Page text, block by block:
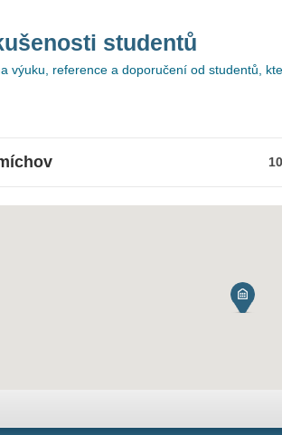
studentů
výuku, reference a doporučení od studentů,